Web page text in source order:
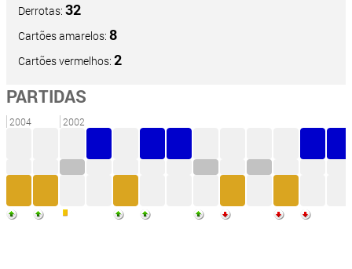
Derrotas: 32
Cartões amarelos: 8
Cartões vermelhos: 2
PARTIDAS
2004 2002